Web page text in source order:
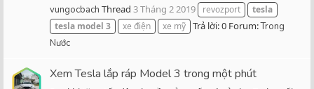
vungocbach Thread 3 Tháng 2 2019 revozport
tesla
tesla model 3 xe điện xe mỹ Trả lời: 0 Forum:Trong
Nước
Xem Tesla lắp ráp Model 3 trong một phút